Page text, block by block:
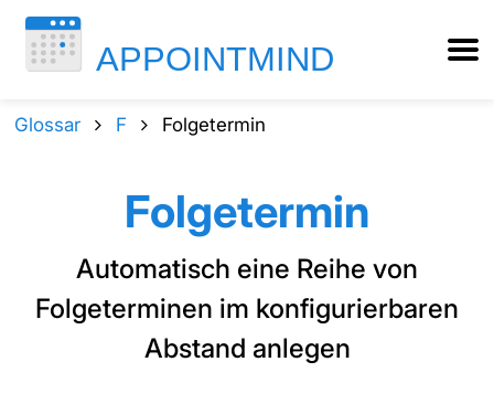
Glossar F Folgetermin
Folgetermin
Automatisch eine Reihe von
Folgeterminen im konfigurierbaren
Abstand anlegen